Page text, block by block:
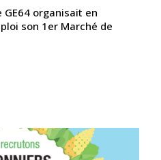
organisait en
son 1er Marché de